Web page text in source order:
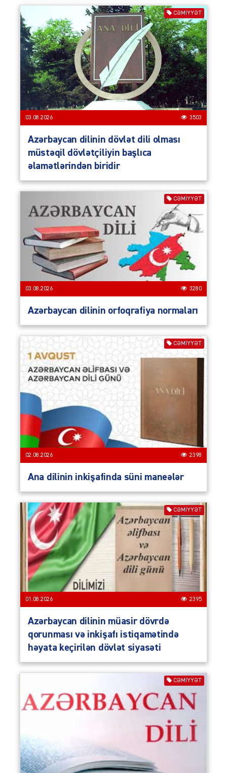
CƏMIYYƏT
03.08.2026 3503
Azərbaycan dilinin dövlət dili olması
müstəqil dövlətçiliyin başlıca
əlamətlərindən biridir
CƏMIYYƏT
03.08.2026 3280
Azərbaycan dilinin orfoqrafiya normaları
CƏMIYYƏT
02.08.2026 2398
Ana dilinin inkişafinda süni maneələr
CƏMIYYƏT
01.08.2026 2395
Azərbaycan dilinin müasir dövrdə
qorunması və inkişafı istiqamətində
həyata keçirilən dövlət siyasəti
CƏMIYYƏT